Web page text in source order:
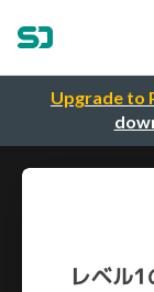
Upgrade to